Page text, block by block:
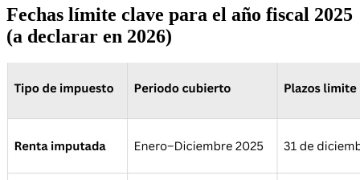
Fechas límite clave para el año fiscal 2025
(a declarar en 2026)